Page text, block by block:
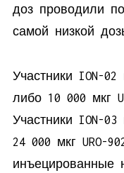
доз проводили
самой низкой
Участники ION-
либо 10 000 мкг
Участники ION-
24 000 мкг URO-
инъецированные